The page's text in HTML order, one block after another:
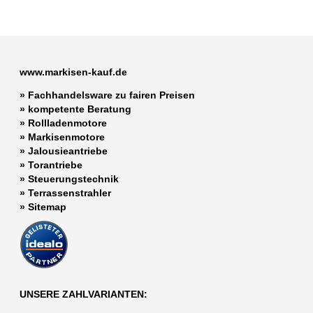
www.markisen-kauf.de
» Fachhandelsware zu fairen Preisen
» kompetente Beratung
» Rollladenmotore
» Markisenmotore
»Jalousieantriebe
»Torantriebe
» Steuerungstechnik
»Terrassenstrahler
»Sitemap
UNSERE ZAHLVARIANTEN: